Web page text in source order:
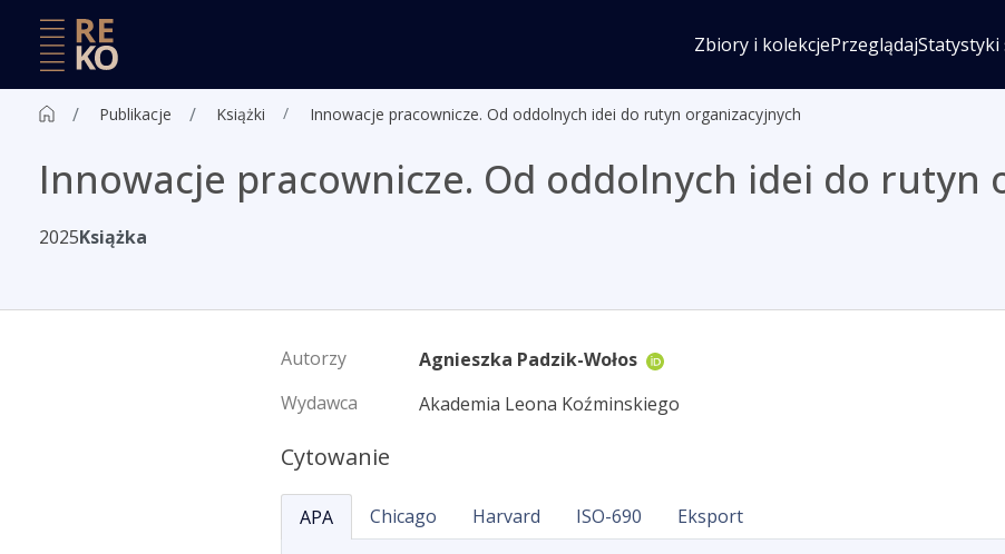
Zbiory i kolekcjePrzeglądaj
Publikacje Książki Innowacje pracownicze. Od oddolnych idei do rutyn organizacyjnych
Innowacje pracownicze. Od oddolnych idei do rutyn
2025Książka
Autorzy
Agnieszka Padzik-Wołos
Wydawca
Akademia Leona Koźminskiego
Cytowanie
APA Chicago Harvard ISO-690 Eksport